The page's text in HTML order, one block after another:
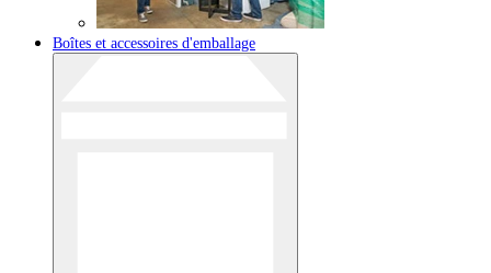
Boîtes et accessoires d'emballage